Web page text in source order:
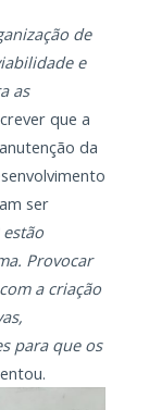
de
e
as
que a
da
ser
estão
Provocar
a criação
para que os